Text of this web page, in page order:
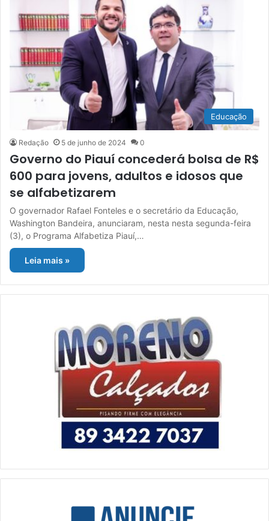
Educação
Redação 5 de junho de 2024 0
Governo do Piauí concederá bolsa de R$
600 para jovens, adultos e idosos que
se alfabetizarem
O governador Rafael Fonteles e o secretário da Educação,
Washington Bandeira, anunciaram, nesta nesta segunda-feira
(3), o Programa Alfabetiza Piauí,…
Leia mais »